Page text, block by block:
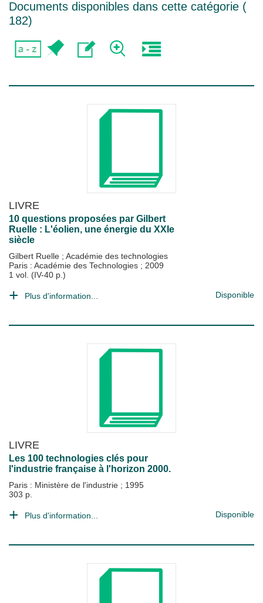
Documents disponibles dans cette catégorie (
182)
LIVRE
10 questions proposées par Gilbert
Ruelle : L'éolien, une énergie du XXIe
siècle
Gilbert Ruelle ; Académie des technologies
Paris : Académie des Technologies ; 2009
1 vol. (IV-40 p.)
Plus d'information... Disponible
LIVRE
Les 100 technologies clés pour
l'industrie française à l'horizon 2000.
Paris : Ministère de l'industrie ; 1995
303 p.
Plus d'information... Disponible